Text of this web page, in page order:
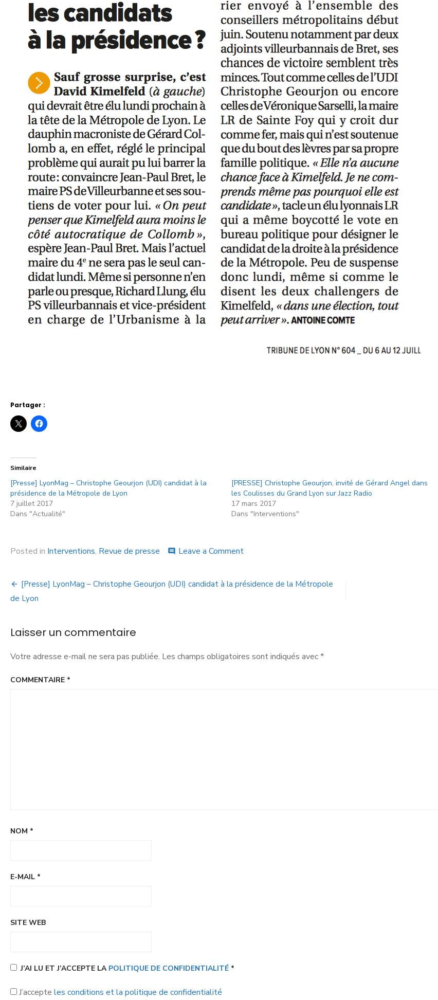
Partager :
Similaire
[Presse] LyonMag – Christophe Geourjon (UDI) candidat à la
présidence de la Métropole de Lyon
7 juillet 2017
Dans "Actualité"
[PRESSE] Christophe Geourjon, invité de Gérard Angel dans
les Coulisses du Grand Lyon sur Jazz Radio
17 mars 2017
Dans "Interventions"
Posted in Interventions, Revue de presse comment Leave a Comment
[Presse] LyonMag – Christophe Geourjon (UDI) candidat à la présidence de la Métropole
de Lyon
Laisser un commentaire
Votre adresse e-mail ne sera pas publiée. Les champs obligatoires sont indiqués avec*
COMMENTAIRE *
NOM *
E-MAIL *
SITE WEB
J’AI LU ET J’ACCEPTE LA POLITIQUE DE CONFIDENTIALITÉ *
J’accepte les conditions et la politique de confidentialité